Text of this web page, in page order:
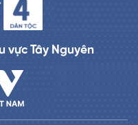
vực Tây Nguyên